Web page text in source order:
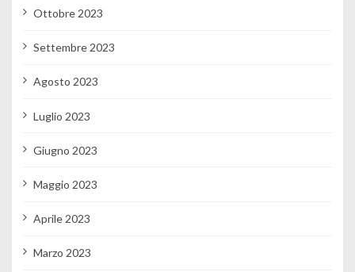
Ottobre 2023
Settembre 2023
Agosto 2023
Luglio 2023
Giugno 2023
Maggio 2023
Aprile 2023
Marzo 2023